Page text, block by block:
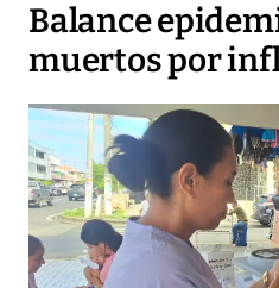
Balance
muertos por